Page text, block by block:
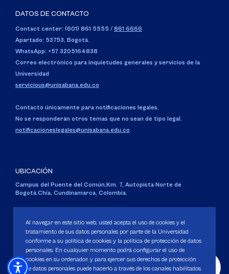
DATOS DE CONTACTO
Contact center: (601) 861 5555 / 861 6666
Apartado: 53753, Bogotá.
WhatsApp: +57 3205164838
Correo electrónico para inquietudes generales y servicios de la
Universidad
servicious@unisabana.edu.co
Contacto únicamente para notificaciones legales.
No se responderán otros temas que no sean de tipo legal.
notificacioneslegales@unisabana.edu.co
UBICACIÓN
Campus del Puente del Común,Km. 7, Autopista Norte de
Bogotá.Chía, Cundinamarca, Colombia.
Personería Jurídica:Resolución 130 del 14 de enero de 1980.
Ministerio de Educación Nacional.
Al navegar en este sitio web, usted acepta el uso de cookies y el
tratamiento de sus datos personales por parte de la Universidad
conforme a su política de cookies y la política de protección de datos
personales. En cualquier momento podrá configurar el uso de
cookies en su ordenador, y para ejercer sus derechos de protección
de datos personales puede hacerlo a través de los canales habilitados